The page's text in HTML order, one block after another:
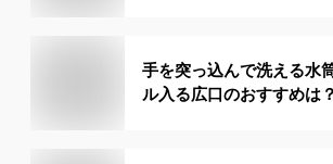
手を突っ込んで洗える水
ル入る広口のおすすめは？